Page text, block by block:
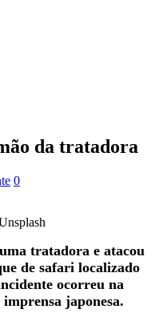
da tratadora
0
tratadora e atacou
de safari localizado
ocorreu na
japonesa.